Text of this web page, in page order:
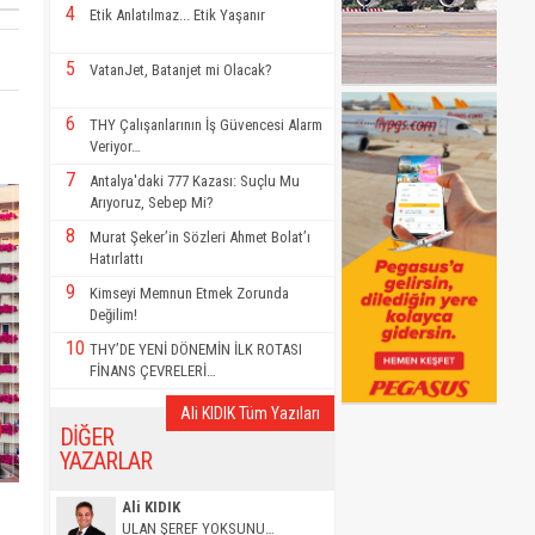
4 Etik Anlatılmaz... Etik Yaşanır
5 VatanJet, Batanjet mi Olacak?
6
THY Çalışanlarının İş Güvencesi Alarm
Veriyor…
7
Antalya'daki 777 Kazası: Suçlu Mu
Arıyoruz, Sebep Mi?
8
Murat Şeker’in Sözleri Ahmet Bolat’ı
Hatırlattı
9
Kimseyi Memnun Etmek Zorunda
Değilim!
10 THY’DE YENİ DÖNEMİN İLK ROTASI
FİNANS ÇEVRELERİ…
Ali KIDIK Tüm Yazıları
DİĞER
YAZARLAR
Ali KIDIK
ULAN ŞEREF YOKSUNU…